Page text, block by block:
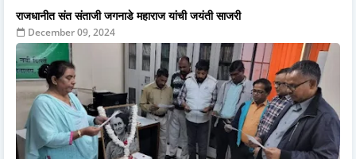
राजधानीत संत संताजी जगनाडे महाराज यांची जयंती साजरी
December 09, 2024